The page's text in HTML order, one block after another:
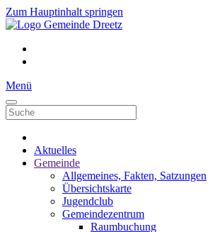
Zum Hauptinhalt springen
Menü
Aktuelles
Gemeinde
Allgemeines, Fakten, Satzungen
Übersichtskarte
Jugendclub
Gemeindezentrum
Raumbuchung